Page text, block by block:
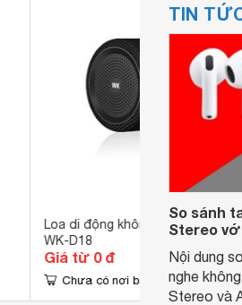
Loa di động không dây Remax
WK-D18
Giá từ 0 đ
Chưa có nơi bán
TIN
So sánh
Stereo
Nội dung
nghe
Stereo và